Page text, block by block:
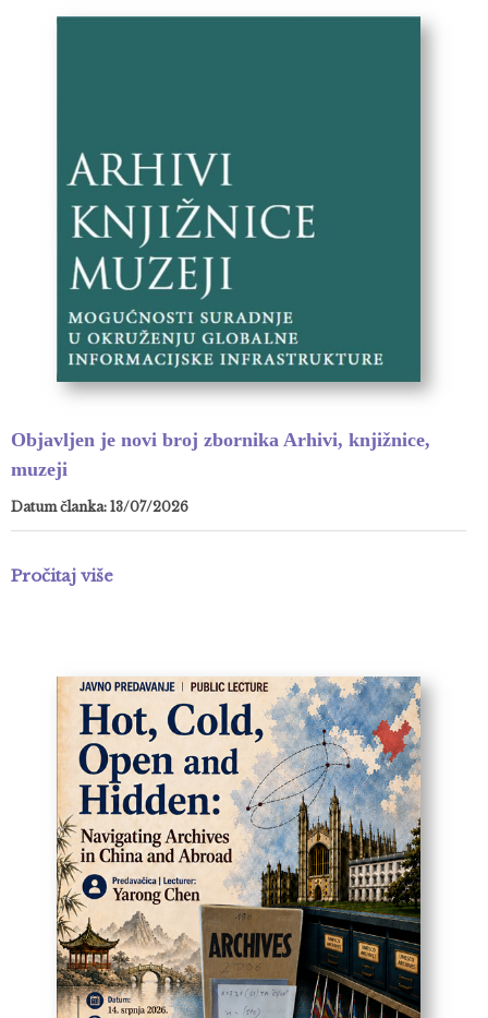
Objavljen je novi broj zbornika Arhivi, knjižnice,
muzeji
Datum članka: 13/07/2026
Pročitaj više